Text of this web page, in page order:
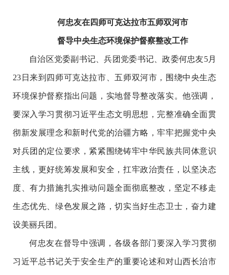
何忠友在四师可克达拉市五师双河市
督导中央生态环境保护督察整改工作
自治区党委副书记、兵团党委书记、政委何忠友5月
23 日来到四师可克达拉市、五师双河市，围绕中央生态
环境保护督察指出问题，实地督导整改落实。他强调，
要深入学习贯彻习近平生态文明思想，完整准确全面贯
彻新发展理念和新时代党的治疆方略，牢牢把握党中央
对兵团的定位要求，紧紧围绕铸牢中华民族共同体意识
主线，更好统筹发展和安全，扛牢政治责任，以坚决态
度、有力措施扎实推动问题全面彻底整改，坚定不移走
生态优先、绿色发展之路，切实当好生态卫士，奋力建
设美丽兵团。
何忠友在督导中强调，各级各部门要深入学习贯彻
习近平总书记关于安全生产的重要论述和对山西长治市